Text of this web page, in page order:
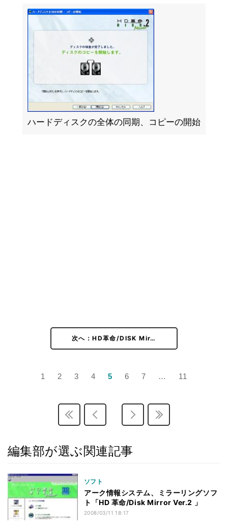
ハードディスクの全体の同期、コピーの開始
次へ：HD革命/DISK Mir…
1 2 3 4 5 6 7 … 11
編集部が選ぶ関連記事
ソフト
アーク情報システム、ミラーリングソフ
ト「HD 革命/Disk Mirror Ver.2 」
2008/03/11 18:17